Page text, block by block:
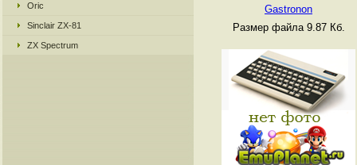
Oric
Sinclair ZX-81
ZX Spectrum
Gastronon
Размер файла 9.87 Кб.